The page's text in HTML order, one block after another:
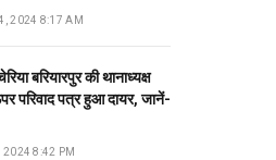
2024 8:17 AM
बरियारपुर की थानाध्यक्ष
परिवाद पत्र हुआ दायर, जानें-
2024 8:42 PM